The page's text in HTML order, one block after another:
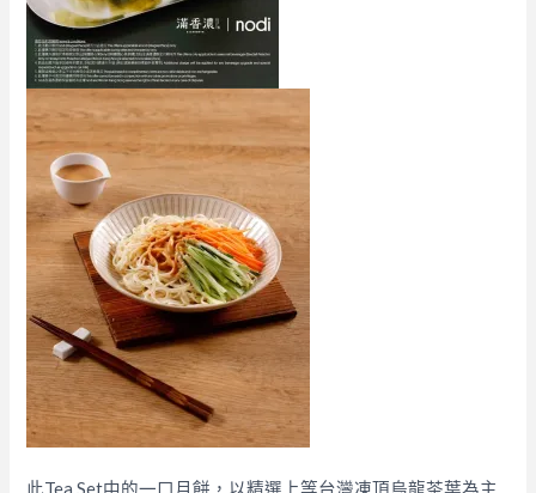
此Tea Set中的一口月餅，以精選上等台灣凍頂烏龍茶葉為主